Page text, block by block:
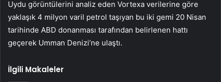
Uydu görüntülerini analiz eden Vortexa verilerine göre
yaklaşık 4 milyon varil petrol taşıyan bu iki gemi 20 Nisan
tarihinde ABD donanması tarafından belirlenen hattı
geçerek Umman Denizi’ne ulaştı.
İlgili Makaleler